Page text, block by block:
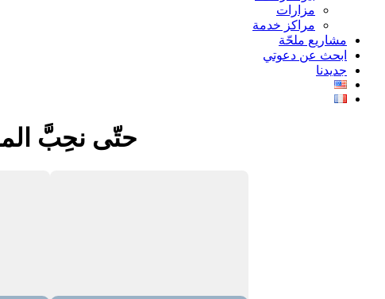
مزارات
مراكز خدمة
مشاريع ملحّة
ابحث عن دعوتي
جديدنا
حتّى نحِبَّ